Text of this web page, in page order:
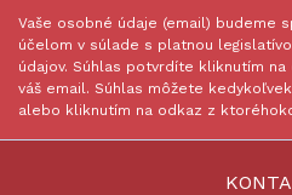
Vaše osobné údaje (email) budeme
účelom v súlade s platnou
údajov. Súhlas potvrdíte kliknutím
váš email. Súhlas môžete
alebo kliknutím na odkaz z